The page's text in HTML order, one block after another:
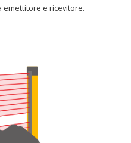
emettitore e ricevitore.